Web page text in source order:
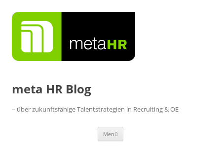
Inhalt
springen
meta HR Blog
– über zukunftsfähige Talentstrategien in Recruiting & OE
Menü